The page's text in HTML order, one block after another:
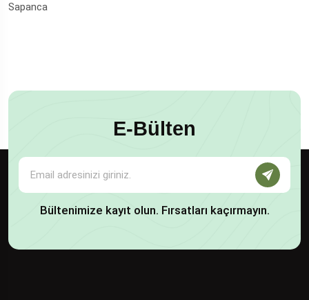
Sapanca
E-Bülten
Bültenimize kayıt olun. Fırsatları kaçırmayın.